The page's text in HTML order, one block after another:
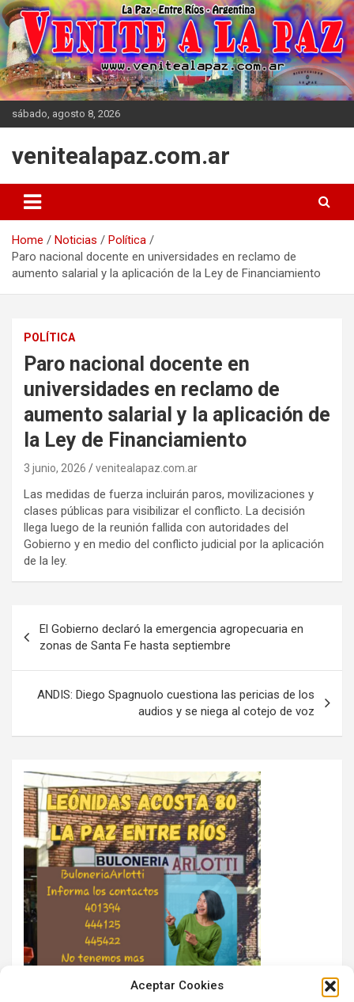
Aceptar Cookies
Skip
to
content
sábado, agosto 8, 2026
venitealapaz.com.ar
Home Noticias
Política
Paro nacional docente en universidades en reclamo de
aumento salarial y la aplicación de la Ley de Financiamiento
POLÍTICA
Paro nacional docente en
universidades en reclamo de
aumento salarial y la aplicación de
la Ley de Financiamiento
3 junio, 2026 venitealapaz.com.ar
Las medidas de fuerza incluirán paros, movilizaciones y
clases públicas para visibilizar el conflicto. La decisión
llega luego de la reunión fallida con autoridades del
Gobierno y en medio del conflicto judicial por la aplicación
de la ley.
de
entradas
El Gobierno declaró la emergencia agropecuaria en
zonas de Santa Fe hasta septiembre
ANDIS: Diego Spagnuolo cuestiona las pericias de los
audios y se niega al cotejo de voz